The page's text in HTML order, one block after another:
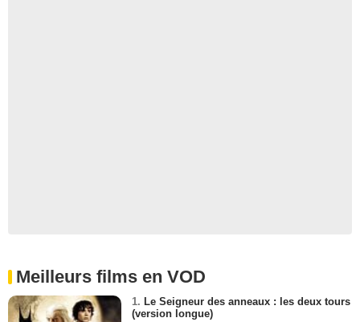
Meilleurs films en VOD
1. Le Seigneur des anneaux : les deux tours
(version longue)